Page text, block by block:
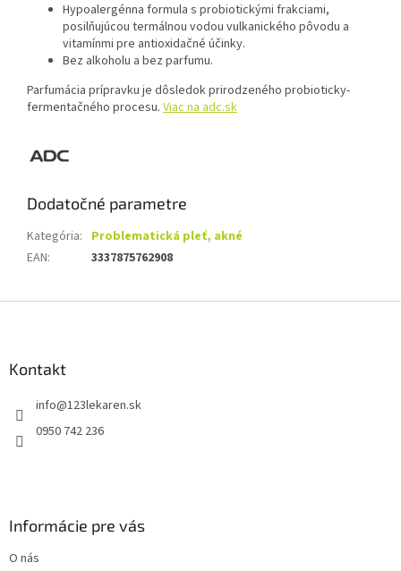
Hypoalergénna formula s probiotickými frakciami,
posilňujúcou termálnou vodou vulkanického pôvodu a
vitamínmi pre antioxidačné účinky.
Bez alkoholu a bez parfumu.
Parfumácia prípravku je dôsledok prirodzeného probioticky-
fermentačného procesu. Viac na adc.sk
Dodatočné parametre
Kategória: Problematická pleť, akné
EAN: 3337875762908
Kontakt
info@123lekaren.sk
0950 742 236
Informácie pre vás
O nás